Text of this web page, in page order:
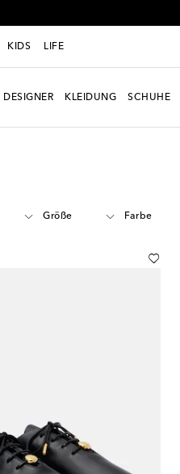
KIDS LIFE
DESIGNER KLEIDUNG SCHUHE
Größe Farbe